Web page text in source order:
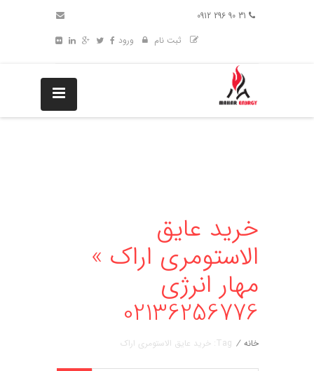
ثبت نام
ورود
خرید عایق
الاستومری اراک »
مهار انرژی
02136256776
خانه / Tag: خرید عایق الاستومری اراک